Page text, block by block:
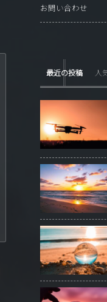
お問い合わせ
最近の投稿 人